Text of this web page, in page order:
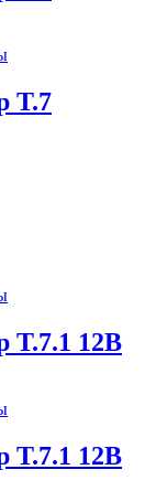
Т.7
Т.7.1 12В
Т.7.1 12В